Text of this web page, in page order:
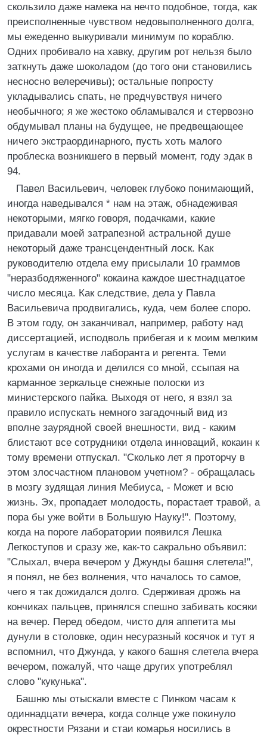
скользило даже намека на нечто подобное, тогда, как
преисполненные чувством недовыполненного долга,
мы ежеденно выкуривали минимум по кораблю.
Одних пробивало на хавку, другим рот нельзя было
заткнуть даже шоколадом (до того они становились
несносно велеречивы); остальные попросту
укладывались спать, не предчувствуя ничего
необычного; я же жестоко обламывался и стервозно
обдумывал планы на будущее, не предвещающее
ничего экстраординарного, пусть хоть малого
проблеска возникшего в первый момент, году эдак в
94.
Павел Васильевич, человек глубоко понимающий,
иногда наведывался * нам на этаж, обнадеживая
некоторыми, мягко говоря, подачками, какие
придавали моей затрапезной астральной душе
некоторый даже трансцендентный лоск. Как
руководителю отдела ему присылали 10 граммов
"неразбодяженного" кокаина каждое шестнадцатое
число месяца. Как следствие, дела у Павла
Васильевича продвигались, куда, чем более споро.
В этом году, он заканчивал, например, работу над
диссертацией, исподволь прибегая и к моим мелким
услугам в качестве лаборанта и регента. Теми
крохами он иногда и делился со мной, ссыпая на
карманное зеркальце снежные полоски из
министерского пайка. Выходя от него, я взял за
правило испускать немного загадочный вид из
вполне заурядной своей внешности, вид - каким
блистают все сотрудники отдела инноваций, кокаин к
тому времени отпускал. "Сколько лет я проторчу в
этом злосчастном плановом учетном? - обращалась
в мозгу зудящая линия Мебиуса, - Может и всю
жизнь. Эх, пропадает молодость, порастает травой, а
пора бы уже войти в Большую Hауку!". Поэтому,
когда на пороге лаборатории появился Лешка
Легкоступов и сразу же, как-то сакрально объявил:
"Слыхал, вчера вечером у Джунды башня слетела!",
я понял, не без волнения, что началось то самое,
чего я так дожидался долго. Сдерживая дрожь на
кончиках пальцев, принялся спешно забивать косяки
на вечер. Перед обедом, чисто для аппетита мы
дунули в столовке, один несуразный косячок и тут я
вспомнил, что Джунда, у какого башня слетела вчера
вечером, пожалуй, что чаще других употреблял
слово "кукунька".
Башню мы отыскали вместе с Пинком часам к
одиннадцати вечера, когда солнце уже покинуло
окрестности Рязани и стаи комарья носились в